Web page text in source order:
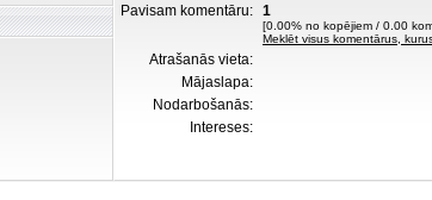
Pavisam komentāru: 1
[0.00% no kopējiem / 0.00
Meklēt visus komentārus,
Atrašanās vieta:
Mājaslapa:
Nodarbošanās:
Intereses: